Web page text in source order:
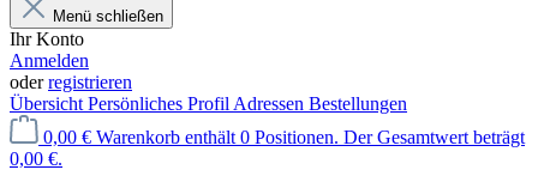
Menü schließen
Ihr Konto
Anmelden
oderregistrieren
Übersicht Persönliches Profil Adressen Bestellungen
0,00 € Warenkorb enthält 0 Positionen. Der Gesamtwert beträgt
0,00 €.